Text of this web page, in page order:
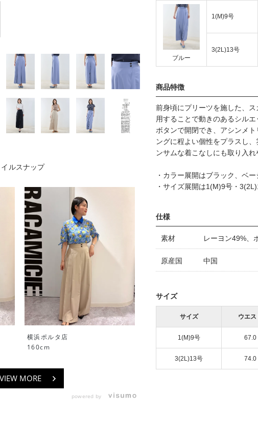
ルスナップ
横浜ポルタ店
160cm
名古屋三越店
160cm
VIEW MORE
powered by
ブルー
1(M)9号
3(2L)13号
商品特徴
前身頃にプリーツを施した、
用することで動きのあるシル
ボタンで開閉でき、アシンメ
ングに程よい個性をプラスし
ンサムな着こなしにも取り入れ
・カラー展開はブラック、ベ
・サイズ展開は1(M)9号・
仕様
素材 レーヨン49%、
原産国 中国
サイズ
サイズ ウエス
1(M)9号 67.0
3(2L)13号 74.0